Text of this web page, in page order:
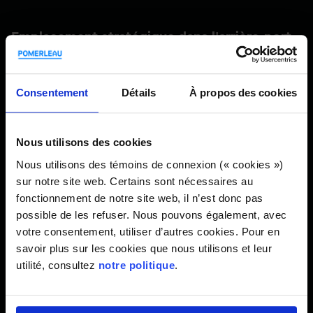
Consentement Détails À propos des cookies
Nous utilisons des cookies
Nous utilisons des témoins de connexion (« cookies »)
sur notre site web. Certains sont nécessaires au
fonctionnement de notre site web, il n’est donc pas
possible de les refuser. Nous pouvons également, avec
votre consentement, utiliser d’autres cookies. Pour en
savoir plus sur les cookies que nous utilisons et leur
utilité, consultez notre politique.
Emplacement stratégique dans l'arrière-port
de Victoria
Le projet permettra d'établir un terminal de précontrôle
ultramoderne, conforme aux normes modernes de sécurité
et d'accessibilité. Les voyageurs bénéficieront
centre-ville de Victoria et aux réseaux de transport
régionaux.
Stimuler la croissance économique et
communautaire en Colombie-Britannique
Au-delà de la modernisation des infrastructures, le projet
contribuera à :
Le développement économique et le tourisme en